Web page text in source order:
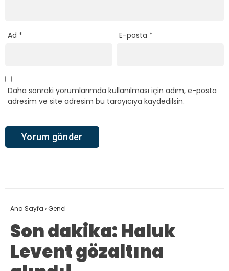
Ad * E-posta *
Daha sonraki yorumlarımda kullanılması için adım, e-posta
adresim ve site adresim bu tarayıcıya kaydedilsin.
Ana Sayfa ›Genel
Son dakika: Haluk
Levent gözaltına